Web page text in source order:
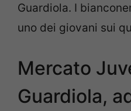
Guardiola. I
uno dei giovani sui
Mercato
Guardiola,